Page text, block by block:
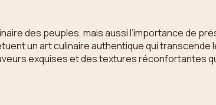
des peuples, mais aussi l’importance de
un art culinaire authentique qui
exquises et des textures réconfortantes